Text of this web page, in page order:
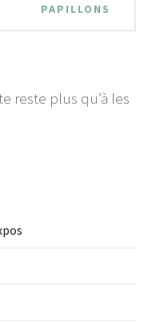
PAPILLONS
reste plus qu’à les